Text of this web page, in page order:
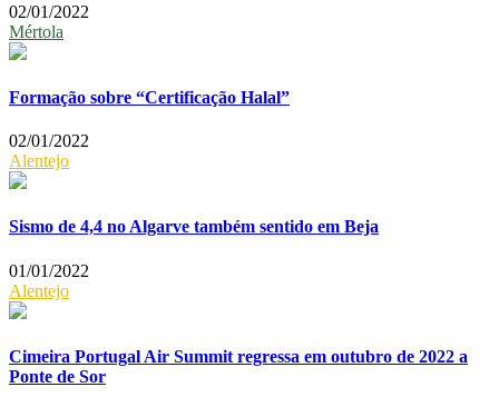
02/01/2022
Mértola
Formação sobre “Certificação Halal”
02/01/2022
Alentejo
Sismo de 4,4 no Algarve também sentido em Beja
01/01/2022
Alentejo
Cimeira Portugal Air Summit regressa em outubro de 2022 a
Ponte de Sor